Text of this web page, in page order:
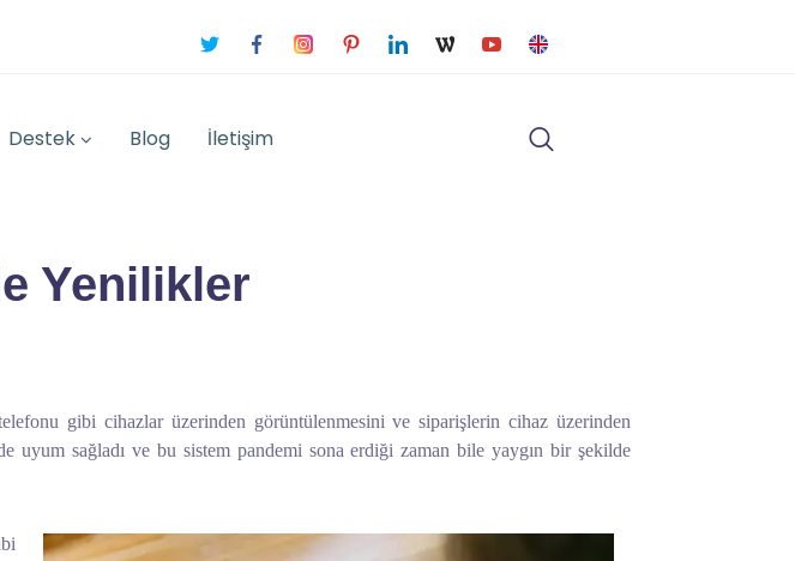
Destek Blog İletişim
Yenilikler
gibi cihazlar üzerinden görüntülenmesini ve siparişlerin cihaz üzerinden
uyum sağladı ve bu sistem pandemi sona erdiği zaman bile yaygın bir şekilde